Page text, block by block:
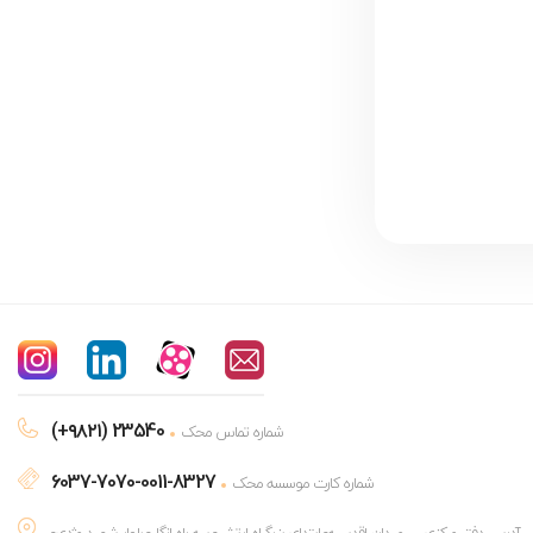
(+۹۸۲۱) 23540 شماره تماس محک
6037-7070-0011-8327
شماره کارت موسسه محک